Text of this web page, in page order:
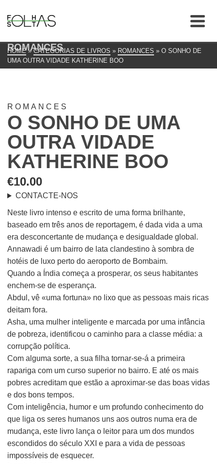
ROMANCES
HOME » CATEGORIAS DE LIVROS » ROMANCES » O SONHO DE
UMA OUTRA VIDADE KATHERINE BOO
ROMANCES
O SONHO DE UMA
OUTRA VIDADE
KATHERINE BOO
€10.00
CONTACTE-NOS
Neste livro intenso e escrito de uma forma brilhante,
baseado em três anos de reportagem, é dada vida a uma
era desconcertante de mudança e desigualdade global.
Annawadi é um bairro de lata clandestino à sombra de
hotéis de luxo perto do aeroporto de Bombaim.
Quando a Índia começa a prosperar, os seus habitantes
enchem-se de esperança.
Abdul, vê «uma fortuna» no lixo que as pessoas mais ricas
deitam fora.
Asha, uma mulher inteligente e marcada por uma infância
de pobreza, identificou o caminho para a classe média: a
corrupção política.
Com alguma sorte, a sua filha tornar-se-á a primeira
rapariga com um curso superior no bairro. E até os mais
pobres acreditam que estão a aproximar-se das boas vidas
e dos bons tempos.
Com inteligência, humor e um profundo conhecimento do
que liga os seres humanos uns aos outros numa era de
mudança, este livro lança o leitor para um dos mundos
escondidos do século XXI e para a vida de pessoas
impossíveis de esquecer.